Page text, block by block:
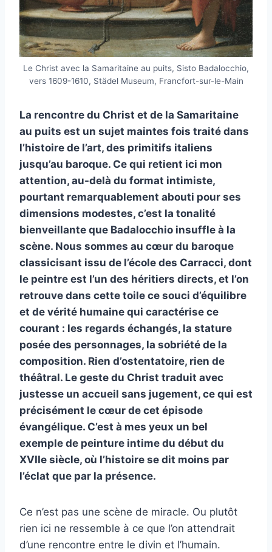
Le Christ avec la Samaritaine au puits, Sisto Badalocchio,
vers 1609-1610, Städel Museum, Francfort-sur-le-Main
La rencontre du Christ et de la Samaritaine
au puits est un sujet maintes fois traité dans
l’histoire de l’art, des primitifs italiens
jusqu’au baroque. Ce qui retient ici mon
attention, au-delà du format intimiste,
pourtant remarquablement abouti pour ses
dimensions modestes, c’est la tonalité
bienveillante que Badalocchio insuffle à la
scène. Nous sommes au cœur du baroque
classicisant issu de l’école des Carracci, dont
le peintre est l’un des héritiers directs, et l’on
retrouve dans cette toile ce souci d’équilibre
et de vérité humaine qui caractérise ce
courant : les regards échangés, la stature
posée des personnages, la sobriété de la
composition. Rien d’ostentatoire, rien de
théâtral. Le geste du Christ traduit avec
justesse un accueil sans jugement, ce qui est
précisément le cœur de cet épisode
évangélique. C’est à mes yeux un bel
exemple de peinture intime du début du
XVIIe siècle, où l’histoire se dit moins par
l’éclat que par la présence.
Ce n’est pas une scène de miracle. Ou plutôt
rien ici ne ressemble à ce que l’on attendrait
d’une rencontre entre le divin et l’humain.